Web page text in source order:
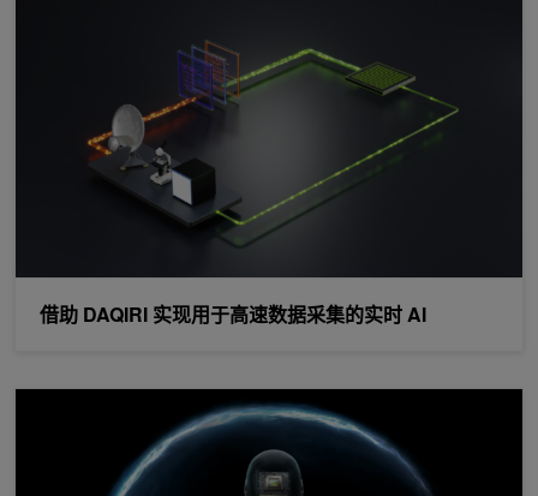
借助 DAQIRI 实现用于高速数据采集的实时 AI
深入了解适用于机器人的 NVIDIA Halos：适用于物理 AI 的全栈